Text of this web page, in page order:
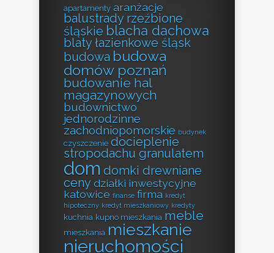
apartamenty aranżacje
balustrady rzeźbione
śląskie blacha dachowa
blaty łazienkowe śląsk
budowa budowa
domów poznań
budowanie hal
magazynowych
budownictwo
jednorodzinne
zachodniopomorskie budynek
czyszczenie docieplenie
stropodachu granulatem
dom domki drewniane
cenydziałki inwestycyjne
katowice finanse firma kredyt
hipoteczny kredyt mieszkaniowy kredyty
kuchnia kupno mieszkania meble
mieszkania mieszkanie
nieruchomości